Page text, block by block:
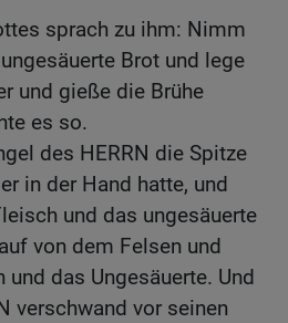
sprach zu ihm: Nimm
Brot und lege
und gieße die Brühe
es so.
des HERRN die Spitze
in der Hand hatte, und
und das ungesäuerte
von dem Felsen und
das Ungesäuerte. Und
verschwand vor seinen